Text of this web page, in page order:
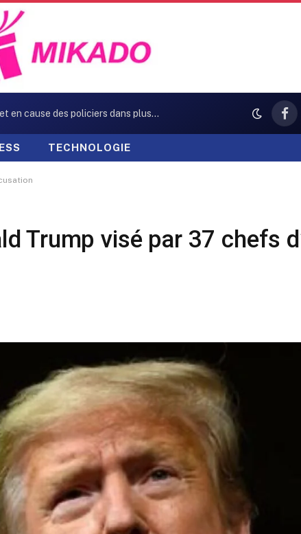
Kidnapping : Pierre Espérance met en cause des policiers dans plusieurs enlèvements
TECHNOLOGIE
Trump visé par 37 chefs